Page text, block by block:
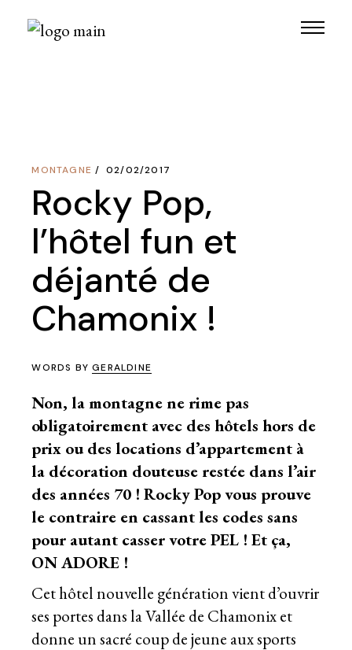
MONTAGNE 02/02/2017
Rocky Pop,
l’hôtel fun et
déjanté de
Chamonix !
WORDS BYGERALDINE
Non, la montagne ne rime pas
obligatoirement avec des hôtels hors de
prix ou des locations d’appartement à
la décoration douteuse restée dans l’air
des années 70 ! Rocky Pop vous prouve
le contraire en cassant les codes sans
pour autant casser votre PEL ! Et ça,
ON ADORE !
Cet hôtel nouvelle génération vient d’ouvrir
ses portes dans la Vallée de Chamonix et
donne un sacré coup de jeune aux sports